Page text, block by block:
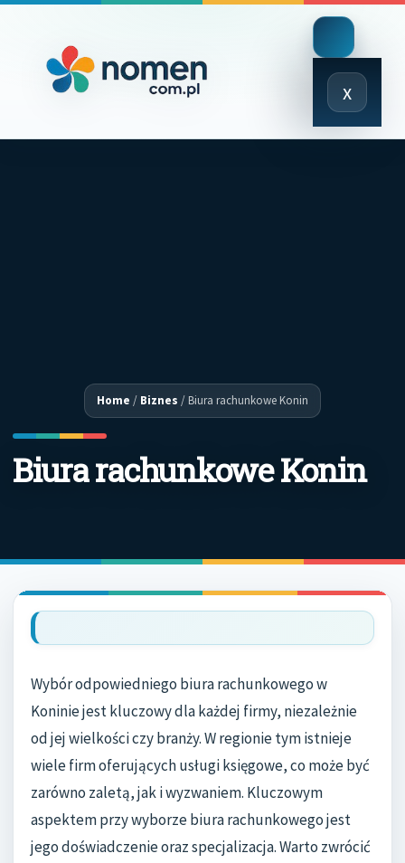
x
Close
Menu
Home / Biznes /Biura rachunkowe Konin
Biura rachunkowe Konin
Wybór odpowiedniego biura rachunkowego w
Koninie jest kluczowy dla każdej firmy, niezależnie
od jej wielkości czy branży. W regionie tym istnieje
wiele firm oferujących usługi księgowe, co może być
zarówno zaletą, jak i wyzwaniem. Kluczowym
aspektem przy wyborze biura rachunkowego jest
jego doświadczenie oraz specjalizacja. Warto zwrócić